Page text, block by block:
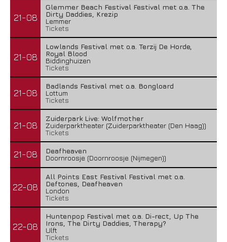
21-08
Glemmer Beach Festival Festival met o.a. The
Dirty Daddies, Krezip
Lemmer
Tickets
21-08
Lowlands Festival met o.a. Terzij De Horde,
Royal Blood
Biddinghuizen
Tickets
21-08
Badlands Festival met o.a. Bongloard
Lottum
Tickets
21-08
Zuiderpark Live: Wolfmother
Zuiderparktheater (Zuiderparktheater (Den Haag))
Tickets
21-08
Deafheaven
Doornroosje (Doornroosje (Nijmegen))
22-08
All Points East Festival Festival met o.a.
Deftones, Deafheaven
London
Tickets
22-08
Huntenpop Festival met o.a. Di-rect, Up The
Irons, The Dirty Daddies, Therapy?
Ulft
Tickets